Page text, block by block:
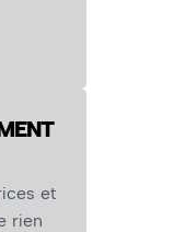
et
rien